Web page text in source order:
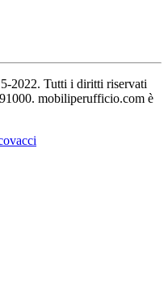
2022. Tutti i diritti riservati
mobiliperufficio.com è